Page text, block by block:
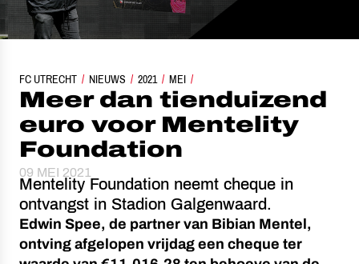
FC UTRECHT NIEUWS 2021 MEI
MEER DAN TIENDUIZEND EURO VOOR MENTELITY FOUNDATION
Meer dan tienduizend
euro voor Mentelity
Foundation
09 MEI 2021
Mentelity Foundation neemt cheque in
ontvangst in Stadion Galgenwaard.
Edwin Spee, de partner van Bibian Mentel,
ontving afgelopen vrijdag een cheque ter